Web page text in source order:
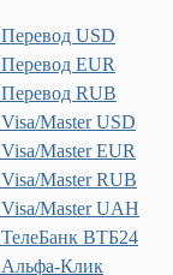
Перевод USD
Перевод EUR
Перевод RUB
Visa/Master USD
Visa/Master EUR
Visa/Master RUB
Visa/Master UAH
ТелеБанк ВТБ24
Альфа-Клик